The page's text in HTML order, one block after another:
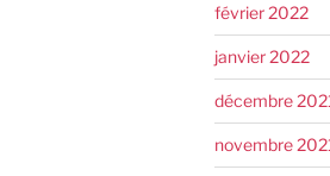
février 2022
janvier 2022
décembre
novembre